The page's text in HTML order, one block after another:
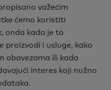
važećim
ćemo koristiti
onda kada je to
proizvodi i usluge, kako
obavezama ili kada
interes koji nužno